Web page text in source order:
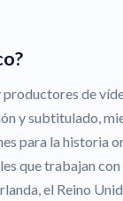
productores de
y subtitulado,
para la historia
que trabajan
el Reino